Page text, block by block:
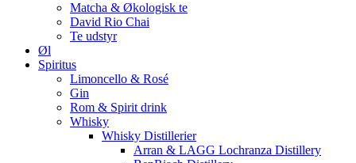
Matcha & Økologisk te
David Rio Chai
Te udstyr
Øl
Spiritus
Limoncello & Rosé
Gin
Rom & Spirit drink
Whisky
Whisky Distillerier
Arran & LAGG Lochranza Distillery